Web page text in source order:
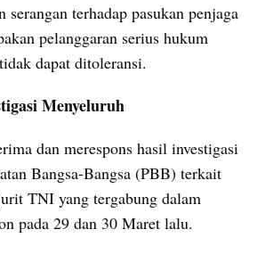
serangan terhadap pasukan penjaga
pelanggaran serius hukum
dapat ditoleransi.
Menyeluruh
dan merespons hasil investigasi
Bangsa-Bangsa (PBB) terkait
TNI yang tergabung dalam
pada 29 dan 30 Maret lalu.